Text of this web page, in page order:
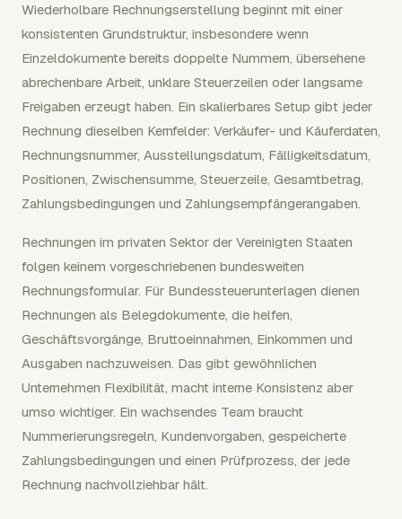
Wiederholbare Rechnungserstellung beginnt mit einer
konsistenten Grundstruktur, insbesondere wenn
Einzeldokumente bereits doppelte Nummern, übersehene
abrechenbare Arbeit, unklare Steuerzeilen oder langsame
Freigaben erzeugt haben. Ein skalierbares Setup gibt jeder
Rechnung dieselben Kernfelder: Verkäufer- und Käuferdaten,
Rechnungsnummer, Ausstellungsdatum, Fälligkeitsdatum,
Positionen, Zwischensumme, Steuerzeile, Gesamtbetrag,
Zahlungsbedingungen und Zahlungsempfängerangaben.
Rechnungen im privaten Sektor der Vereinigten Staaten
folgen keinem vorgeschriebenen bundesweiten
Rechnungsformular. Für Bundessteuerunterlagen dienen
Rechnungen als Belegdokumente, die helfen,
Geschäftsvorgänge, Bruttoeinnahmen, Einkommen und
Ausgaben nachzuweisen. Das gibt gewöhnlichen
Unternehmen Flexibilität, macht interne Konsistenz aber
umso wichtiger. Ein wachsendes Team braucht
Nummerierungsregeln, Kundenvorgaben, gespeicherte
Zahlungsbedingungen und einen Prüfprozess, der jede
Rechnung nachvollziehbar hält.